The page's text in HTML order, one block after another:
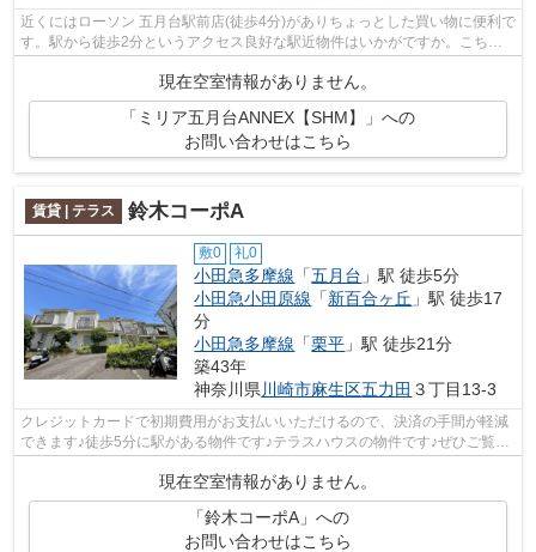
近くにはローソン 五月台駅前店(徒歩4分)がありちょっとした買い物に便利で
す。駅から徒歩2分というアクセス良好な駅近物件はいかがですか。こちら
現在空室情報がありません。
「ミリア五月台ANNEX【SHM】」への
お問い合わせはこちら
賃貸 | テラス 鈴木コーポA
敷0 礼0
小田急多摩線 「五月台 」駅 徒歩5分
小田急小田原線 「新百合ヶ丘 」駅 徒歩17
分
小田急多摩線 「栗平 」駅 徒歩21分
築43年
神奈川県 川崎市麻生区五力田 ３丁目13-3
クレジットカードで初期費用がお支払いいただけるので、決済の手間が軽減
できます♪徒歩5分に駅がある物件です♪テラスハウスの物件です♪ぜひご覧い
ただきたい賃貸物件です♪川崎市麻生区...
現在空室情報がありません。
「鈴木コーポA」への
お問い合わせはこちら